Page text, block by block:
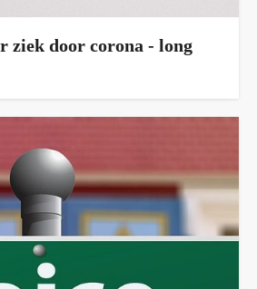
ziek door corona - long